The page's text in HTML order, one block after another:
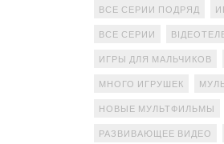
ВСЕ СЕРИИ ПОДРЯД
ВСЕ СЕРИИ
ИГРЫ ДЛЯ МАЛЬЧИКОВ
МНОГО ИГРУШЕК
НОВЫЕ МУЛЬТФИЛЬМЫ
РАЗВИВАЮЩЕЕ ВИДЕО